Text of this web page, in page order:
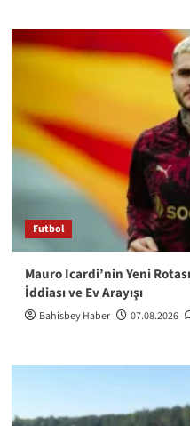
Futbol
Mauro Icardi’nin Yeni
İddiası ve Ev Arayışı
Bahisbey Haber 07.08.2026